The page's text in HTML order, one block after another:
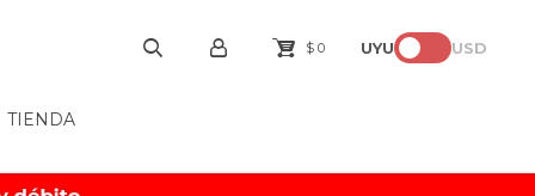
TIENDA
$ 0 UYU USD